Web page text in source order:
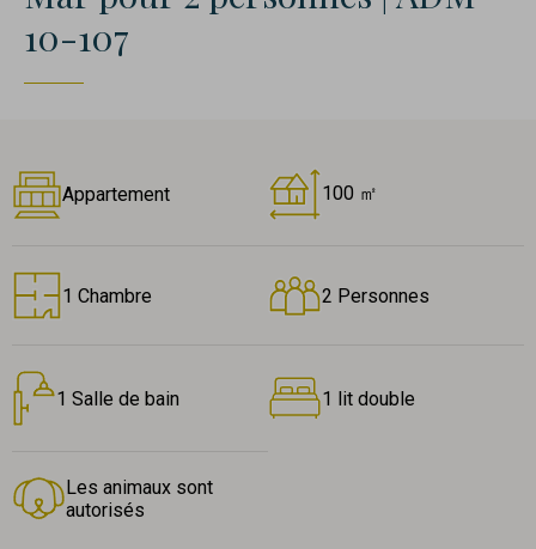
10-107
Appartement 100 ㎡
1 Chambre 2 Personnes
1 Salle de bain 1 lit double
Les animaux sont
autorisés